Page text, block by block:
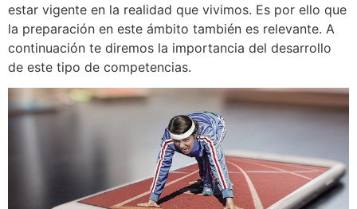
estar vigente en la realidad que vivimos. Es por ello que
la preparación en este ámbito también es relevante. A
continuación te diremos la importancia del desarrollo
de este tipo de competencias.